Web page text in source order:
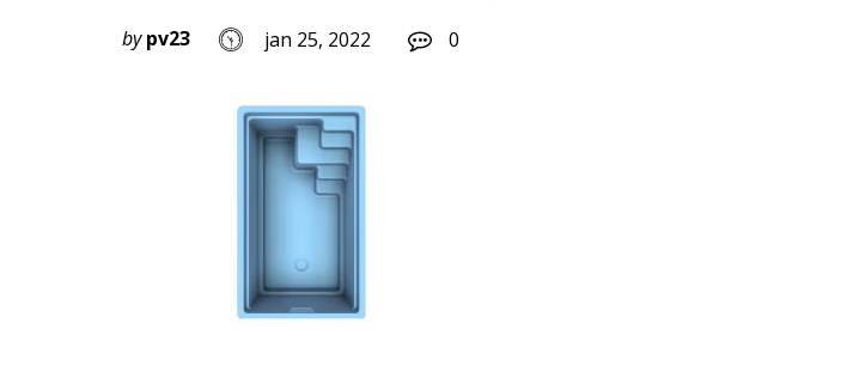
by pv23 jan 25, 2022 0